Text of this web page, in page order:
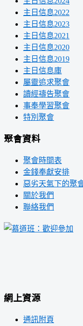
主日信息2022
主日信息2023
主日信息2021
主日信息2020
主日信息2019
主日信息庫
屬靈追求聚會
讀經禱告聚會
事奉學習聚會
特別聚會
聚會資料
聚會時間表
金錢奉獻安排
惡劣天氣下的聚
關於我們
聯絡我們
網上資源
通訊附頁